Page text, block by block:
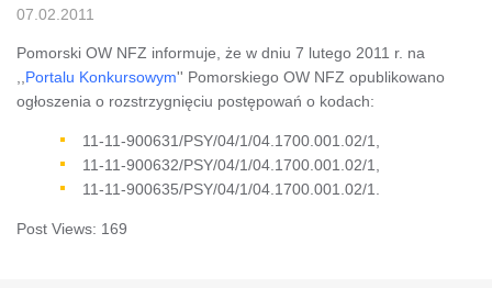
07.02.2011
Pomorski OW NFZ informuje, że w dniu 7 lutego 2011 r. na
Portalu Konkursowym'' Pomorskiego OW NFZ opublikowano
ogłoszenia o rozstrzygnięciu postępowań o kodach:
11-11-900631/PSY/04/1/04.1700.001.02/1,
11-11-900632/PSY/04/1/04.1700.001.02/1,
11-11-900635/PSY/04/1/04.1700.001.02/1.
Post Views: 169